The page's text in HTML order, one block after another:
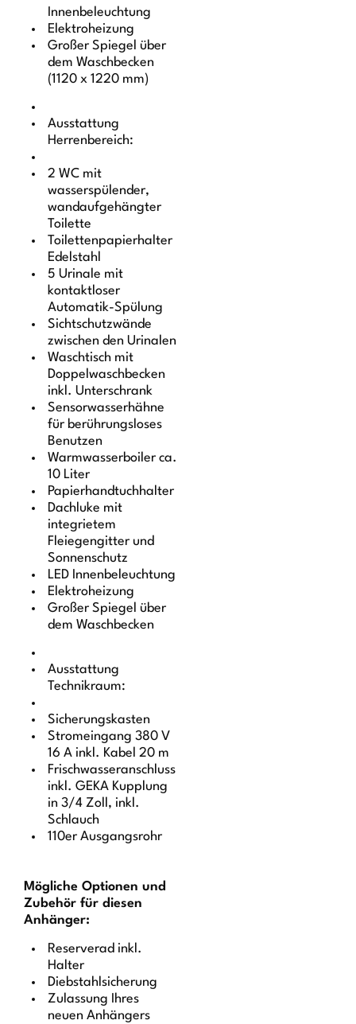
Innenbeleuchtung
Elektroheizung
Großer Spiegel über
dem Waschbecken
(1120 x 1220 mm)
Ausstattung
Herrenbereich:
2 WC mit
wasserspülender,
wandaufgehängter
Toilette
Toilettenpapierhalter
Edelstahl
5 Urinale mit
kontaktloser
Automatik-Spülung
Sichtschutzwände
zwischen den Urinalen
Waschtisch mit
Doppelwaschbecken
inkl. Unterschrank
Sensorwasserhähne
für berührungsloses
Benutzen
Warmwasserboiler ca.
10 Liter
Papierhandtuchhalter
Dachluke mit
integrietem
Fleiegengitter und
Sonnenschutz
LED Innenbeleuchtung
Elektroheizung
Großer Spiegel über
dem Waschbecken
Ausstattung
Technikraum:
Sicherungskasten
Stromeingang 380 V
16 A inkl. Kabel 20 m
Frischwasseranschluss
inkl. GEKA Kupplung
in 3/4 Zoll, inkl.
Schlauch
110er Ausgangsrohr
Mögliche Optionen und
Zubehör für diesen
Anhänger:
Reserverad inkl.
Halter
Diebstahlsicherung
Zulassung Ihres
neuen Anhängers